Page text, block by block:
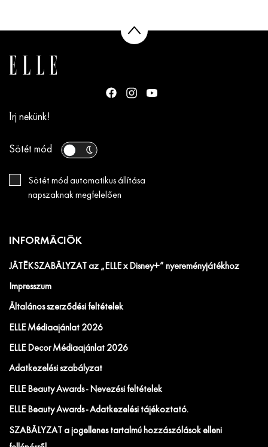
Írj nekünk!
Sötét mód
Sötét mód automatikus állítása
napszaknak megfelelően
INFORMÁCIÓK
JÁTÉKSZABÁLYZAT az „ELLE x Disney+” nyereményjátékhoz
Impresszum
Általános szerződési feltételek
ELLE Médiaajánlat 2026
ELLE Decor Médiaajánlat 2026
Adatkezelési szabályzat
ELLE Beauty Awards - Nevezési feltételek
ELLE Beauty Awards - Adatkezelési tájékoztató.
SZABÁLYZAT a jogellenes tartalmú hozzászólások elleni